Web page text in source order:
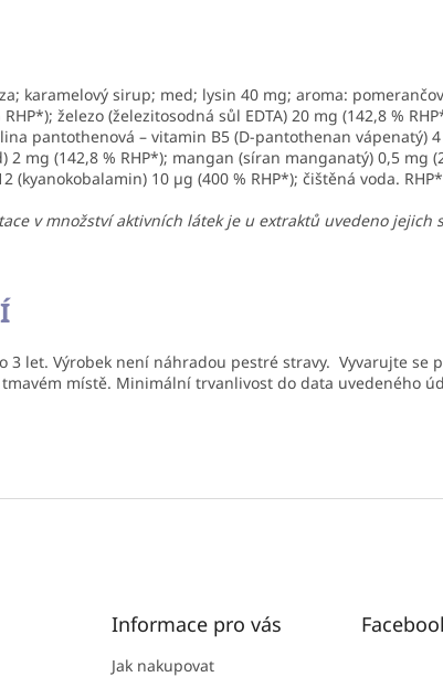
karamelový sirup; med; lysin 40 mg; aroma:
železo (železitosodná sůl EDTA) 20 mg (142,8 %
pantothenová – vitamin B5 (D-pantothenan vápenatý)
mg (142,8 % RHP*); mangan (síran manganatý) 0,5 mg
(kyanokobalamin) 10 µg (400 % RHP*); čištěná voda.
v množství aktivních látek je u extraktů uvedeno jejich
3 let. Výrobek není náhradou pestré stravy. Vyvarujte
místě. Minimální trvanlivost do data uvedeného
Informace pro vás
Jak nakupovat